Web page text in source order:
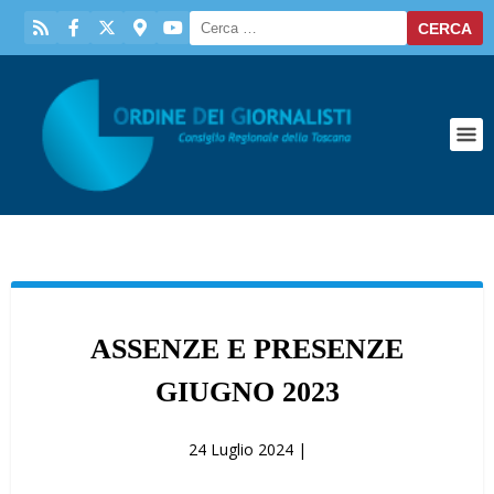
ASSENZE E PRESENZE
GIUGNO 2023
24 Luglio 2024 |